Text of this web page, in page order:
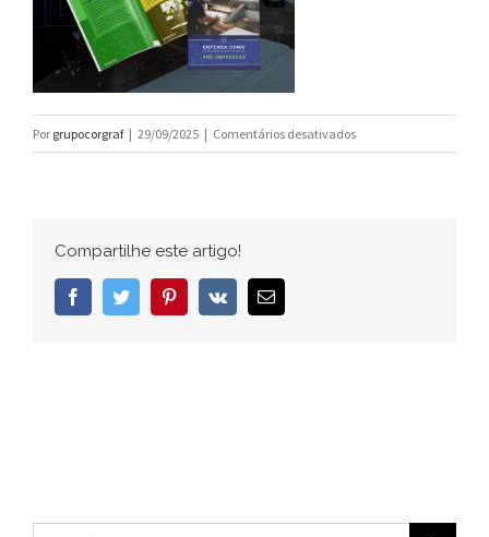
Por grupocorgraf | 29/09/2025 | Comentários desativadosem
Post1080x1350_Corgraf
Compartilhe este artigo!
FacebookTwitter PinterestVk
E-
mail